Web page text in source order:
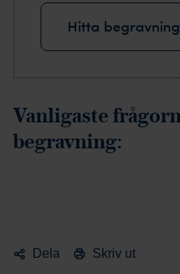
Hitta
Vanligaste
begravning:
Dela Skriv ut